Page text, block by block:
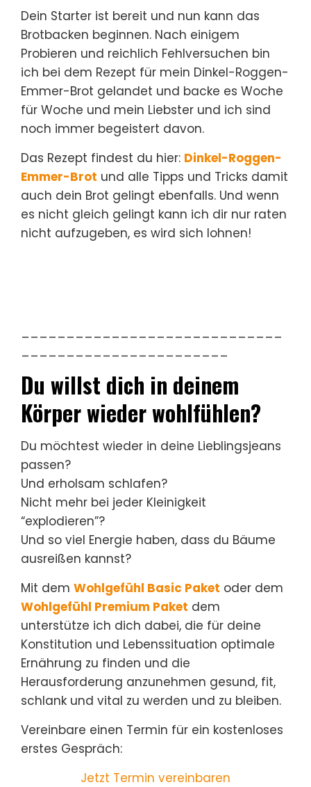
Dein Starter ist bereit und nun kann das
Brotbacken beginnen. Nach einigem
Probieren und reichlich Fehlversuchen bin
ich bei dem Rezept für mein Dinkel-Roggen-
Emmer-Brot gelandet und backe es Woche
für Woche und mein Liebster und ich sind
noch immer begeistert davon.
Das Rezept findest du hier: Dinkel-Roggen-
Emmer-Brot und alle Tipps und Tricks damit
auch dein Brot gelingt ebenfalls. Und wenn
es nicht gleich gelingt kann ich dir nur raten
nicht aufzugeben, es wird sich lohnen!
Du willst dich in deinem
Körper wieder wohlfühlen?
Du möchtest wieder in deine Lieblingsjeans
passen?
Und erholsam schlafen?
Nicht mehr bei jeder Kleinigkeit
“explodieren”?
Und so viel Energie haben, dass du Bäume
ausreißen kannst?
Mit dem Wohlgefühl Basic Paket
Wohlgefühl Premium Paket dem
unterstütze ich dich dabei, die für deine
Konstitution und Lebenssituation optimale
Ernährung zu finden und die
Herausforderung anzunehmen gesund, fit,
schlank und vital zu werden und zu bleiben.
Vereinbare einen Termin für ein kostenloses
erstes Gespräch:
Jetzt Termin vereinbaren